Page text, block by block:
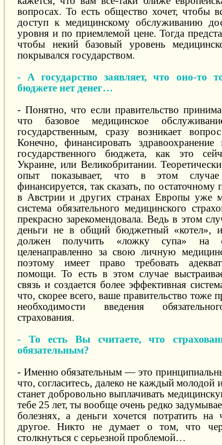
вопросах. То есть общество хочет, чтобы
доступ к медицинскому обслуживанию
уровня и по приемлемой цене. Тогда
чтобы некий базовый уровень
покрывался государством.
- А государство заявляет, что оно-то
бюджете нет денег…
- Понятно, что если правительство
что базовое медицинское
государственным, сразу возникает
Конечно, финансировать
государственного бюджета, как это
Украине, или Великобритании.
опыт показывает, что в этом случае
финансируется, так сказать, по
в Австрии и других странах Европы уже
система обязательного медицинского
прекрасно зарекомендовала. Ведь в этом
деньги не в общий бюджетный «котел»,
должен получить «ложку супа» на
целенаправленно за свою личную
поэтому имеет право требовать
помощи. То есть в этом случае
связь и создается более эффективная
что, скорее всего, ваше правительство тоже
необходимости введения
страхования.
- То есть Вы считаете, что
обязательным?
- Именно обязательным — это
что, согласитесь, далеко не каждый молодой
станет добровольно выплачивать
тебе 25 лет, ты вообще очень редко
болезнях, а деньги хочется потратить на
другое. Никто не думает о том, что
столкнуться с серьезной проблемой…